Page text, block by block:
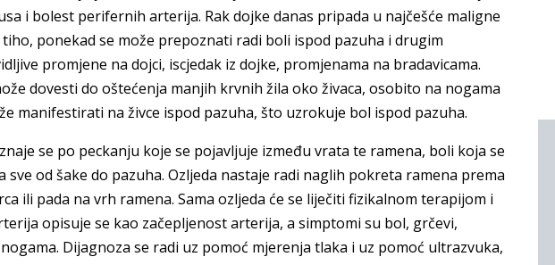
i bolest perifernih arterija. Rak dojke danas pripada u najčešće maligne
ponekad se može prepoznati radi boli ispod pazuha i drugim
promjene na dojci, iscjedak iz dojke, promjenama na bradavicama.
dovesti do oštećenja manjih krvnih žila oko živaca, osobito na nogama
manifestirati na živce ispod pazuha, što uzrokuje bol ispod pazuha.
se po peckanju koje se pojavljuje između vrata te ramena, boli koja se
od šake do pazuha. Ozljeda nastaje radi naglih pokreta ramena prema
ili pada na vrh ramena. Sama ozljeda će se liječiti fizikalnom terapijom i
opisuje se kao začepljenost arterija, a simptomi su bol, grčevi,
Dijagnoza se radi uz pomoć mjerenja tlaka i uz pomoć ultrazvuka,